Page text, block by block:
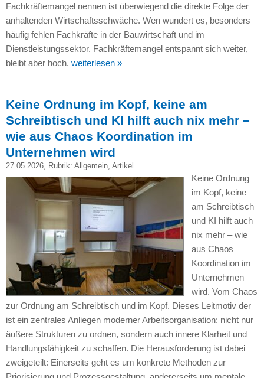
Fachkräftemangel nennen ist überwiegend die direkte Folge der
anhaltenden Wirtschaftsschwäche. Wen wundert es, besonders
häufig fehlen Fachkräfte in der Bauwirtschaft und im
Dienstleistungssektor. Fachkräftemangel entspannt sich weiter,
bleibt aber hoch. weiterlesen »
Keine Ordnung im Kopf, keine am
Schreibtisch und KI hilft auch nix mehr –
wie aus Chaos Koordination im
Unternehmen wird
27.05.2026, Rubrik: Allgemein, Artikel
Keine Ordnung
im Kopf, keine
am Schreibtisch
und KI hilft auch
nix mehr – wie
aus Chaos
Koordination im
Unternehmen
wird. Vom Chaos
zur Ordnung am Schreibtisch und im Kopf. Dieses Leitmotiv der
ist ein zentrales Anliegen moderner Arbeitsorganisation: nicht nur
äußere Strukturen zu ordnen, sondern auch innere Klarheit und
Handlungsfähigkeit zu schaffen. Die Herausforderung ist dabei
zweigeteilt: Einerseits geht es um konkrete Methoden zur